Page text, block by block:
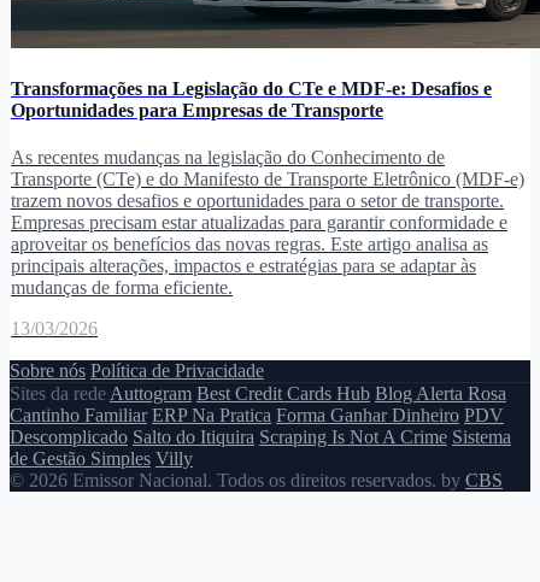
Transformações na Legislação do CTe e MDF-e: Desafios e
Oportunidades para Empresas de Transporte
As recentes mudanças na legislação do Conhecimento de
Transporte (CTe) e do Manifesto de Transporte Eletrônico (MDF-e)
trazem novos desafios e oportunidades para o setor de transporte.
Empresas precisam estar atualizadas para garantir conformidade e
aproveitar os benefícios das novas regras. Este artigo analisa as
principais alterações, impactos e estratégias para se adaptar às
mudanças de forma eficiente.
13/03/2026
Sobre nós Política de Privacidade
Sites da rede Auttogram Best Credit Cards Hub Blog Alerta Rosa
Cantinho Familiar ERP Na Pratica Forma Ganhar Dinheiro PDV
Descomplicado Salto do Itiquira Scraping Is Not A Crime Sistema
de Gestão Simples Villy
© 2026 Emissor Nacional. Todos os direitos reservados. by CBS